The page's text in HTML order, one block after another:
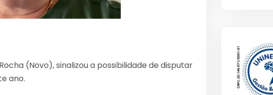
(Novo), sinalizou a possibilidade de disputar
ano.